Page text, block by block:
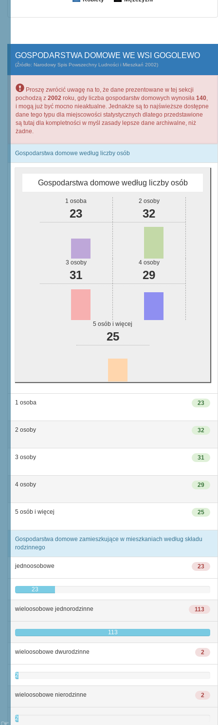
GOSPODARSTWA DOMOWE WE WSI GOGOLEWO
(Źródło: Narodowy Spis Powszechny Ludności i Mieszkań 2002)
Proszę zwrócić uwagę na to, że dane prezentowane w tej sekcji
pochodzą z 2002 roku, gdy liczba gospodarstw domowych wynosiła 140,
i mogą już być mocno nieaktualne. Jednakże są to najświeższe dostępne
dane tego typu dla miejscowości statystycznych dlatego przedstawione
są tutaj dla kompletności w myśl zasady lepsze dane archiwalne, niż
żadne.
Gospodarstwa domowe według liczby osób
Gospodarstwa domowe według liczby osób
1 osoba
23
2 osoby
32
3 osoby
31
4 osoby
29
5 osób i więcej
25
23
1 osoba
32
2 osoby
31
3 osoby
29
4 osoby
25
5 osób i więcej
Gospodarstwa domowe zamieszkujące w mieszkaniach według składu
rodzinnego
23
jednoosobowe
23
113
wieloosobowe jednorodzinne
113
2
wieloosobowe dwurodzinne
2
2
wieloosobowe nierodzinne
2